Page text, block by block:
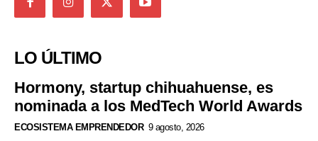
LO ÚLTIMO
Hormony, startup chihuahuense, es
nominada a los MedTech World Awards
ECOSISTEMA EMPRENDEDOR 9 agosto, 2026